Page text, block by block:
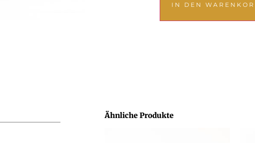
IN DEN
Ähnliche Produkte